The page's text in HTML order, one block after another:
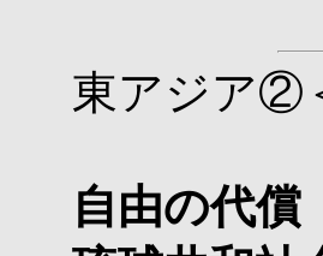
東アジア②
自由の代